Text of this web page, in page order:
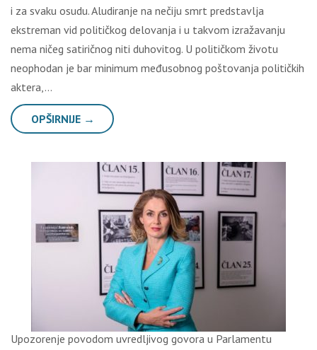
i za svaku osudu. Aludiranje na nečiju smrt predstavlja
ekstreman vid političkog delovanja i u takvom izražavanju
nema ničeg satiričnog niti duhovitog. U političkom životu
neophodan je bar minimum međusobnog poštovanja političkih
aktera,…
OPŠIRNIJE →
Upozorenje povodom uvredljivog govora u Parlamentu